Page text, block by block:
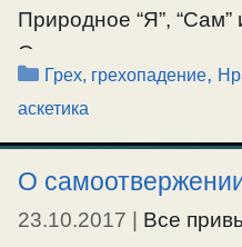
Природное “Я”, “Сам”
О самоотвержении.
Об ошибках.
#ошибки,
Рубрики
Грех, грехопадение,
аскетика
О
23.10.2017
Все